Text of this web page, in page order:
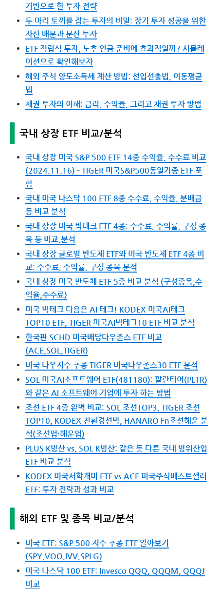
기반으로 한 투자 전략
두 마리 토끼를 잡는 투자의 비밀: 장기 투자 성공을 위한
자산 배분과 분산 투자
ETF 적립식 투자, 노후 연금 준비에 효과적일까? 시뮬레
이션으로 확인해보자
해외 주식 양도소득세 계산 방법: 선입선출법, 이동평균
법
채권 투자의 이해: 금리, 수익율, 그리고 채권 투자 방법
국내 상장 ETF 비교/분석
국내 상장 미국 S&P 500 ETF 14종 수익율, 수수료 비교
(2024.11.16) - TIGER 미국S&P500동일가중 ETF 포
함
국내 미국 나스닥 100 ETF 8종 수수료, 수익율, 분배금
등 비교 분석
국내 상장 미국 빅테크 ETF 4종: 수수료, 수익률, 구성 종
목 등 비교,분석
국내 상장 글로벌 반도체 ETF와 미국 반도체 ETF 4종 비
교: 수수료, 수익률, 구성 종목 분석
국내 상장 미국 반도체 ETF 5종 비교 분석 (구성종목,수
익율,수수료)
미국 빅테크 다음은 AI 테크! KODEX 미국AI테크
TOP10 ETF, TIGER 미국AI빅테크10 ETF 비교 분석
한국판 SCHD 미국배당다우존스 ETF 비교
(ACE,SOL,TIGER)
미국 다우지수 추종 TIGER 미국다우존스30 ETF 분석
SOL 미국AI소프트웨어 ETF(481180): 팔란티어(PLTR)
와 같은 AI 소프트웨어 기업에 투자 하는 방법
조선 ETF 4종 완벽 비교: SOL 조선TOP3, TIGER 조선
TOP10, KODEX 친환경선박, HANARO Fn조선해운 분
석(조선업·해운업)
PLUS K방산 vs. SOL K방산: 같은 듯 다른 국내 방위산업
ETF 비교 분석
KODEX 미국서학개미 ETF vs ACE 미국주식베스트셀러
ETF: 투자 전략과 성과 비교
해외 ETF 및 종목 비교/분석
미국 ETF: S&P 500 지수 추종 ETF 알아보기
(SPY,VOO,IVV,SPLG)
미국 나스닥 100 ETF: Invesco QQQ, QQQM, QQQJ
비교